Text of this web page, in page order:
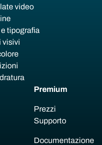
video
tipografia
visivi
Premium
Prezzi
Supporto
Documentazione